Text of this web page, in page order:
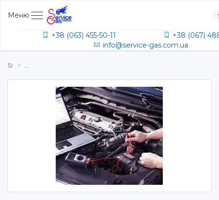
Меню
+38 (063) 455-50-11
+38 (067)
info@service-gas.com.ua